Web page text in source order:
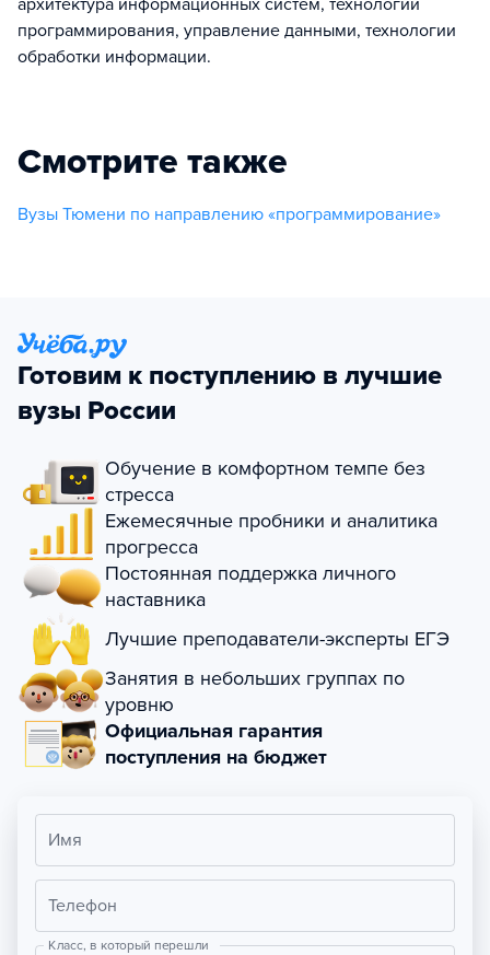
архитектура информационных систем, технологии
программирования, управление данными, технологии
обработки информации.
Смотрите также
Вузы Тюмени по направлению «программирование»
Готовим к поступлению в лучшие
вузы России
Обучение в комфортном темпе без
стресса
Ежемесячные пробники и аналитика
прогресса
Постоянная поддержка личного
наставника
Лучшие преподаватели-эксперты ЕГЭ
Занятия в небольших группах по
уровню
Официальная гарантия
поступления на бюджет
Имя
Телефон
Класс, в который перешли